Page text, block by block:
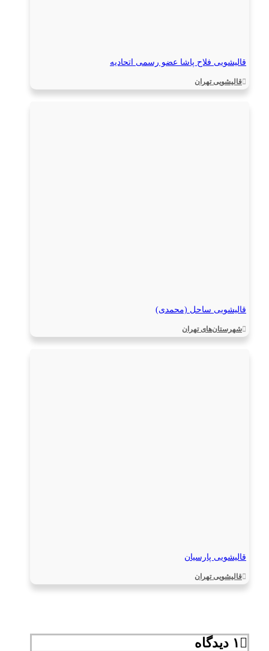
قالیشویی فلاح پاشا عضو رسمی اتحادیه
قالیشویی تهران
قالیشویی ساحل (محمدی)
شهرستان‌های تهران
قالیشویی پارسیان
قالیشویی تهران
۱ دیدگاه